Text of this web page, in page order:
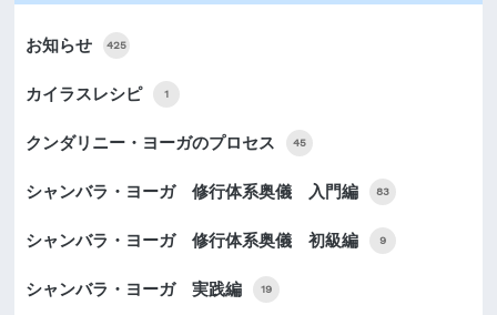
お知らせ 425
カイラスレシピ 1
クンダリニー・ヨーガのプロセス 45
シャンバラ・ヨーガ 修行体系奥儀 入門編 83
シャンバラ・ヨーガ 修行体系奥儀 初級編 9
シャンバラ・ヨーガ 実践編 19